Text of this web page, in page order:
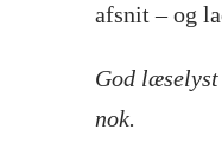
afsnit – og
God
nok.